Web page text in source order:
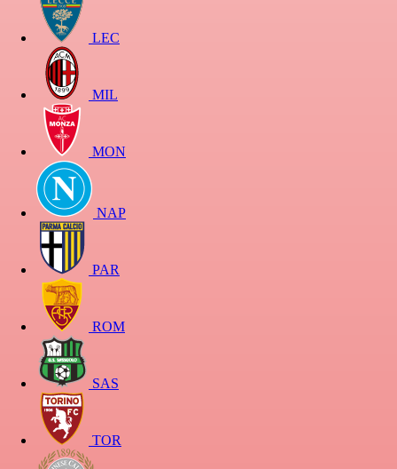
LEC
MIL
MON
NAP
PAR
ROM
SAS
TOR